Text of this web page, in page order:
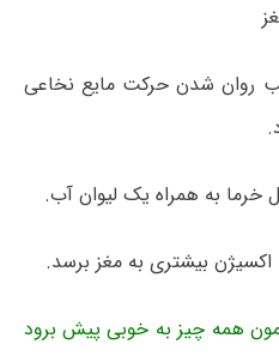
شدن حرکت مایع نخاعی
به همراه یک لیوان آب.
بیشتری به مغز برسد.
همه چیز به خوبی پیش برود